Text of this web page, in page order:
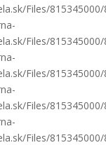
Files/815345000/
Files/815345000/
Files/815345000/
Files/815345000/
Files/815345000/